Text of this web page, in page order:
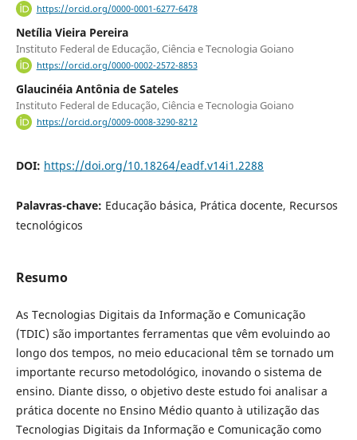
https://orcid.org/0000-0001-6277-6478
Netília Vieira Pereira
Instituto Federal de Educação, Ciência e Tecnologia Goiano
https://orcid.org/0000-0002-2572-8853
Glaucinéia Antônia de Sateles
Instituto Federal de Educação, Ciência e Tecnologia Goiano
https://orcid.org/0009-0008-3290-8212
DOI: https://doi.org/10.18264/eadf.v14i1.2288
Palavras-chave: Educação básica, Prática docente, Recursos
tecnológicos
Resumo
As Tecnologias Digitais da Informação e Comunicação
(TDIC) são importantes ferramentas que vêm evoluindo ao
longo dos tempos, no meio educacional têm se tornado um
importante recurso metodológico, inovando o sistema de
ensino. Diante disso, o objetivo deste estudo foi analisar a
prática docente no Ensino Médio quanto à utilização das
Tecnologias Digitais da Informação e Comunicação como